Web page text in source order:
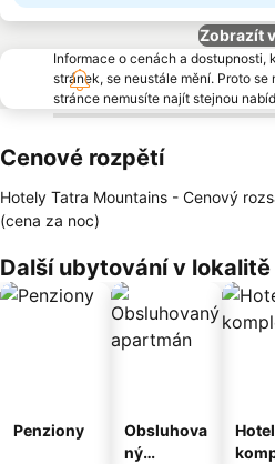
Zobrazít
Informace o cenách a
stránek, se neustále mění. Proto
stránce nemusíte najít stejnou
Cenové rozpětí
Hotely Tatra Mountains - Cenový
(cena za noc)
Další ubytování v
Penziony
Obsluhova
ný